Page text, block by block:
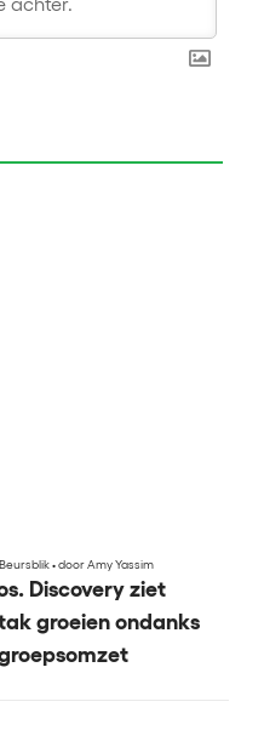
•door Amy Yassim
Discovery ziet
groeien ondanks